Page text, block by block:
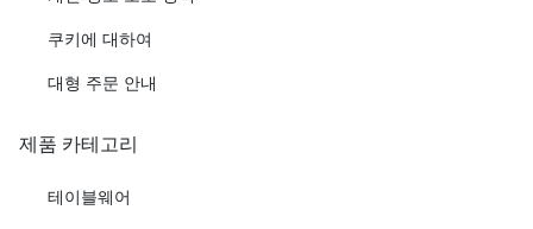
쿠키에 대하여
대형 주문 안내
제품 카테고리
테이블웨어